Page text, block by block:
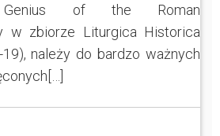
of the Roman
w zbiorze Liturgica Historica
należy do bardzo ważnych